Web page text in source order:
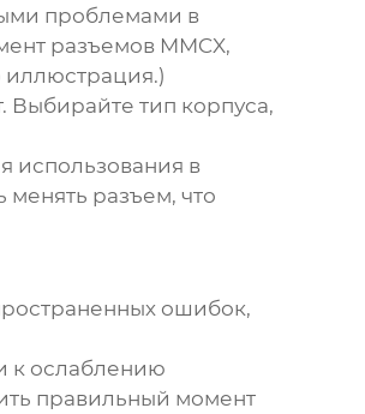
проблемами в
разъемов MMCX,
иллюстрация.)
Выбирайте тип корпуса,
использования в
разъем, что
ошибок,
к ослаблению
правильный момент